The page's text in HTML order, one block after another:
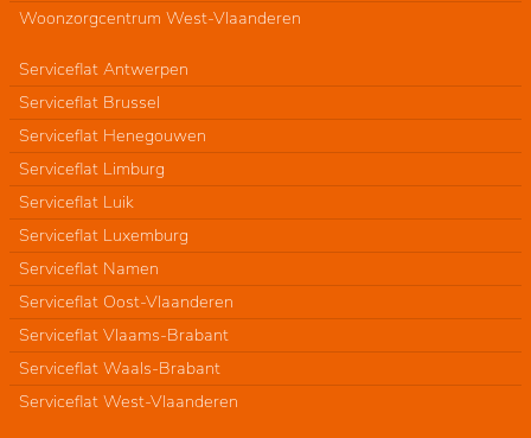
Woonzorgcentrum West-Vlaanderen
Serviceflat Antwerpen
Serviceflat Brussel
Serviceflat Henegouwen
Serviceflat Limburg
Serviceflat Luik
Serviceflat Luxemburg
Serviceflat Namen
Serviceflat Oost-Vlaanderen
Serviceflat Vlaams-Brabant
Serviceflat Waals-Brabant
Serviceflat West-Vlaanderen